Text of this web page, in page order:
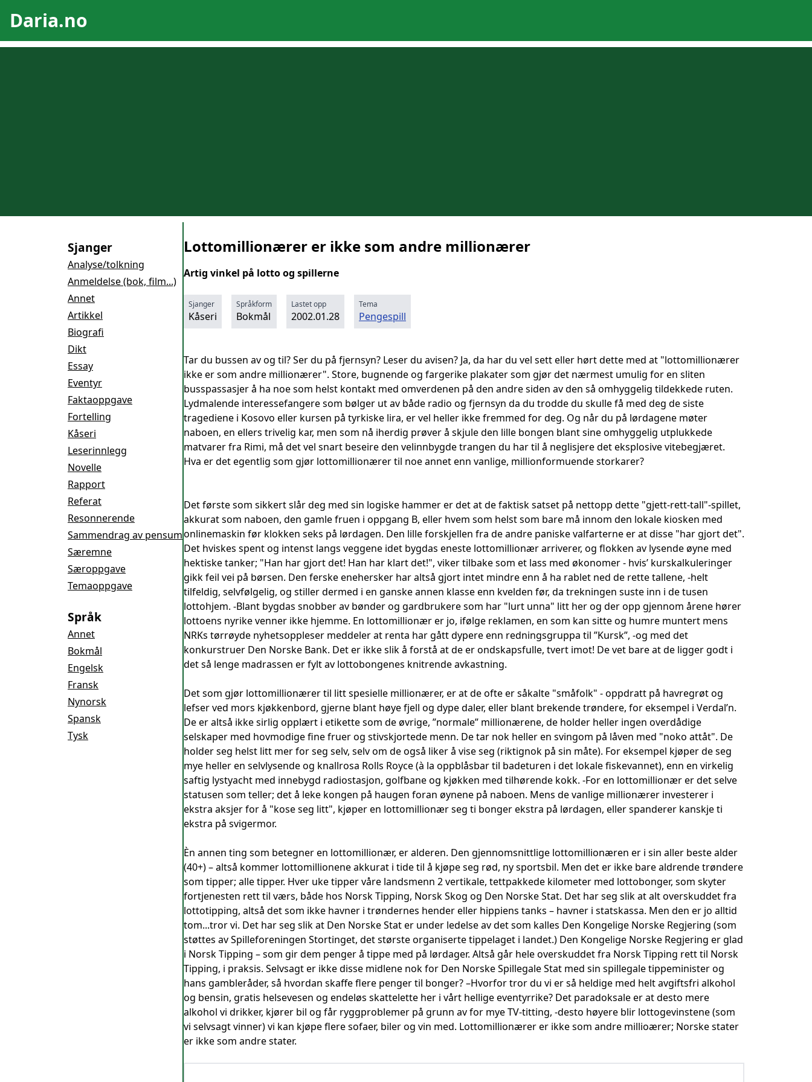
Daria.no
Sjanger
Analyse/tolkning
Anmeldelse (bok, film...)
Annet
Artikkel
Biografi
Dikt
Essay
Eventyr
Faktaoppgave
Fortelling
Kåseri
Leserinnlegg
Novelle
Rapport
Referat
Resonnerende
Sammendrag av pensum
Særemne
Særoppgave
Temaoppgave
Språk
Annet
Bokmål
Engelsk
Fransk
Nynorsk
Spansk
Tysk
Lottomillionærer er ikke som andre millionærer
Artig vinkel på lotto og spillerne
Sjanger
Kåseri
Språkform
Bokmål
Lastet opp
2002.01.28
Tema
Pengespill
Tar du bussen av og til? Ser du på fjernsyn? Leser du avisen? Ja, da har du vel sett eller hørt dette med at "lottomillionærer
ikke er som andre millionærer". Store, bugnende og fargerike plakater som gjør det nærmest umulig for en sliten
busspassasjer å ha noe som helst kontakt med omverdenen på den andre siden av den så omhyggelig tildekkede ruten.
Lydmalende interessefangere som bølger ut av både radio og fjernsyn da du trodde du skulle få med deg de siste
tragediene i Kosovo eller kursen på tyrkiske lira, er vel heller ikke fremmed for deg. Og når du på lørdagene møter
naboen, en ellers trivelig kar, men som nå iherdig prøver å skjule den lille bongen blant sine omhyggelig utplukkede
matvarer fra Rimi, må det vel snart beseire den velinnbygde trangen du har til å neglisjere det eksplosive vitebegjæret.
Hva er det egentlig som gjør lottomillionærer til noe annet enn vanlige, millionformuende storkarer?
Det første som sikkert slår deg med sin logiske hammer er det at de faktisk satset på nettopp dette "gjett-rett-tall"-spillet,
akkurat som naboen, den gamle fruen i oppgang B, eller hvem som helst som bare må innom den lokale kiosken med
onlinemaskin før klokken seks på lørdagen. Den lille forskjellen fra de andre paniske valfarterne er at disse "har gjort det".
Det hviskes spent og intenst langs veggene idet bygdas eneste lottomillionær arriverer, og flokken av lysende øyne med
hektiske tanker; "Han har gjort det! Han har klart det!", viker tilbake som et lass med økonomer - hvis’ kurskalkuleringer
gikk feil vei på børsen. Den ferske enehersker har altså gjort intet mindre enn å ha rablet ned de rette tallene, -helt
tilfeldig, selvfølgelig, og stiller dermed i en ganske annen klasse enn kvelden før, da trekningen suste inn i de tusen
lottohjem. -Blant bygdas snobber av bønder og gardbrukere som har "lurt unna" litt her og der opp gjennom årene hører
lottoens nyrike venner ikke hjemme. En lottomillionær er jo, ifølge reklamen, en som kan sitte og humre muntert mens
NRKs tørrøyde nyhetsoppleser meddeler at renta har gått dypere enn redningsgruppa til ”Kursk”, -og med det
konkurstruer Den Norske Bank. Det er ikke slik å forstå at de er ondskapsfulle, tvert imot! De vet bare at de ligger godt i
det så lenge madrassen er fylt av lottobongenes knitrende avkastning.
Det som gjør lottomillionærer til litt spesielle millionærer, er at de ofte er såkalte "småfolk" - oppdratt på havregrøt og
lefser ved mors kjøkkenbord, gjerne blant høye fjell og dype daler, eller blant brekende trøndere, for eksempel i Verdal’n.
De er altså ikke sirlig opplært i etikette som de øvrige, ”normale” millionærene, de holder heller ingen overdådige
selskaper med hovmodige fine fruer og stivskjortede menn. De tar nok heller en svingom på låven med "noko attåt". De
holder seg helst litt mer for seg selv, selv om de også liker å vise seg (riktignok på sin måte). For eksempel kjøper de seg
mye heller en selvlysende og knallrosa Rolls Royce (à la oppblåsbar til badeturen i det lokale fiskevannet), enn en virkelig
saftig lystyacht med innebygd radiostasjon, golfbane og kjøkken med tilhørende kokk. -For en lottomillionær er det selve
statusen som teller; det å leke kongen på haugen foran øynene på naboen. Mens de vanlige millionærer investerer i
ekstra aksjer for å "kose seg litt", kjøper en lottomillionær seg ti bonger ekstra på lørdagen, eller spanderer kanskje ti
ekstra på svigermor.
Èn annen ting som betegner en lottomillionær, er alderen. Den gjennomsnittlige lottomillionæren er i sin aller beste alder
(40+) – altså kommer lottomillionene akkurat i tide til å kjøpe seg rød, ny sportsbil. Men det er ikke bare aldrende trøndere
som tipper; alle tipper. Hver uke tipper våre landsmenn 2 vertikale, tettpakkede kilometer med lottobonger, som skyter
fortjenesten rett til værs, både hos Norsk Tipping, Norsk Skog og Den Norske Stat. Det har seg slik at alt overskuddet fra
lottotipping, altså det som ikke havner i trøndernes hender eller hippiens tanks – havner i statskassa. Men den er jo alltid
tom...tror vi. Det har seg slik at Den Norske Stat er under ledelse av det som kalles Den Kongelige Norske Regjering (som
støttes av Spilleforeningen Stortinget, det største organiserte tippelaget i landet.) Den Kongelige Norske Regjering er glad
i Norsk Tipping – som gir dem penger å tippe med på lørdager. Altså går hele overskuddet fra Norsk Tipping rett til Norsk
Tipping, i praksis. Selvsagt er ikke disse midlene nok for Den Norske Spillegale Stat med sin spillegale tippeminister og
hans gambleråder, så hvordan skaffe flere penger til bonger? –Hvorfor tror du vi er så heldige med helt avgiftsfri alkohol
og bensin, gratis helsevesen og endeløs skattelette her i vårt hellige eventyrrike? Det paradoksale er at desto mere
alkohol vi drikker, kjører bil og får ryggproblemer på grunn av for mye TV-titting, -desto høyere blir lottogevinstene (som
vi selvsagt vinner) vi kan kjøpe flere sofaer, biler og vin med. Lottomillionærer er ikke som andre millioærer; Norske stater
er ikke som andre stater.